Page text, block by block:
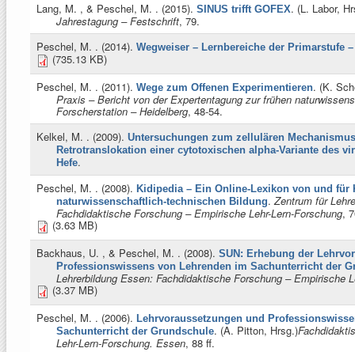
Lang, M. , & Peschel, M. . (2015). SINUS trifft GOFEX. (L. Labor,
Jahrestagung – Festschrift, 79.
Peschel, M. . (2014). Wegweiser – Lernbereiche der Primarstufe
(735.13 KB)
Peschel, M. . (2011). Wege zum Offenen Experimentieren. (K.
Praxis – Bericht von der Expertentagung zur frühen
Forscherstation – Heidelberg, 48-54.
Kelkel, M. . (2009). Untersuchungen zum zellulären
Retrotranslokation einer cytotoxischen alpha-Variante des
Hefe.
Peschel, M. . (2008). Kidipedia – Ein Online-Lexikon von und für
naturwissenschaftlich-technischen Bildung.Zentrum für
Fachdidaktische Forschung – Empirische Lehr-Lern-Forschung,
(3.63 MB)
Backhaus, U. , & Peschel, M. . (2008). SUN: Erhebung der
Professionswissens von Lehrenden im Sachunterricht der
Lehrerbildung Essen: Fachdidaktische Forschung – Empirische
(3.37 MB)
Peschel, M. . (2006). Lehrvoraussetzungen und
Sachunterricht der Grundschule. (A. Pitton, Hrsg.)
Lehr-Lern-Forschung. Essen, 88 ff.